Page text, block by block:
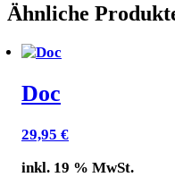
Ähnliche
Doc
29,95 €
inkl. 19 % MwSt.